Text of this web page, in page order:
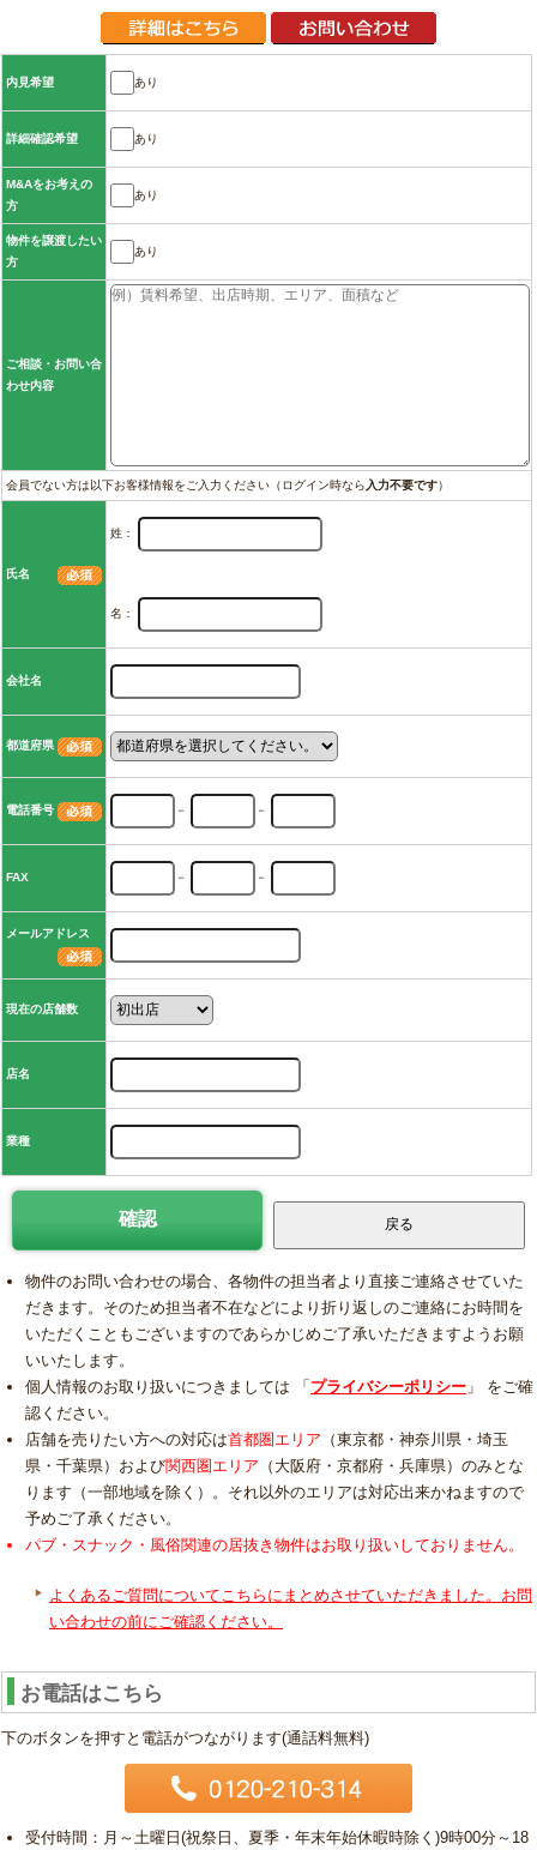
内見希望 あり
詳細確認希望 あり
M&Aをお考えの
方
あり
物件を譲渡したい
方
あり
ご相談・お問い合
わせ内容
会員でない方は以下お客様情報をご入力ください（ログイン時なら 入力不要です）
氏名
姓：
名：
会社名
都道府県
電話番号 － －
FAX － －
メールアドレス
現在の店舗数
店名
業種
物件のお問い合わせの場合、各物件の担当者より直接ご連絡させていた
だきます。そのため担当者不在などにより折り返しのご連絡にお時間を
いただくこともございますのであらかじめご了承いただきますようお願
いいたします。
個人情報のお取り扱いにつきましては 「プライバシーポリシー 」 をご確
認ください。
店舗を売りたい方への対応は首都圏エリア （東京都・神奈川県・埼玉
県・千葉県）および関西圏エリア （大阪府・京都府・兵庫県）のみとな
ります（一部地域を除く）。それ以外のエリアは対応出来かねますので
予めご了承ください。
パブ・スナック・風俗関連の居抜き物件はお取り扱いしておりません。
よくあるご質問についてこちらにまとめさせていただきました。お問
い合わせの前にご確認ください。
お電話はこちら
下のボタンを押すと電話がつながります(通話料無料)
受付時間：月～土曜日(祝祭日、夏季・年末年始休暇時除く)9時00分～18